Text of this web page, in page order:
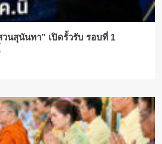
วนสุนันทา” เปิดรั้วรับ รอบที่ 1